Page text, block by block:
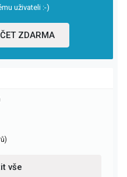
uživateli :-)
ZDARMA
vše